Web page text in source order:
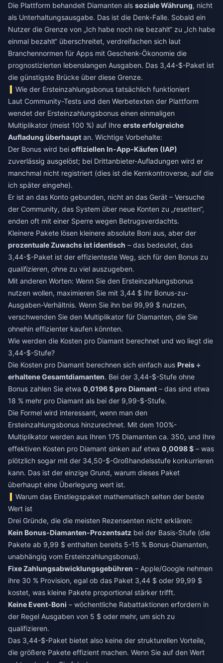
Die Plattform behandelt Diamanten als soziale Währung, nicht
als Unterhaltungsausgabe. Das ist die Denk-Falle. Sobald ein
Nutzer die Grenze von „Ich habe noch nie bezahlt“ zu „Ich habe
einmal bezahlt“ überschreitet, verdreifachen sich laut
Branchennormen für Apps mit Geschenk-Ökonomie die
prognostizierten lebenslangen Ausgaben. Das 3,44-$-Paket ist
die günstigste Brücke über diese Grenze.
Wie der Ersteinzahlungsbonus tatsächlich funktioniert
Laut Community-Tests und den Werbetexten der Plattform
wendet der Ersteinzahlungsbonus einen einmaligen
Multiplikator (meist 100 %) auf Ihre erste erfolgreiche
Aufladung überhaupt an. Wichtige Vorbehalte:
Der Bonus wird bei offiziellen In-App-Käufen (IAP)
zuverlässig ausgelöst; bei Drittanbieter-Aufladungen wird er
manchmal nicht registriert (dies ist die Kernkontroverse, auf die
ich später eingehe).
Er ist an das Konto gebunden, nicht an das Gerät – Versuche
der Community, das System über neue Konten zu „resetten“,
enden oft mit einer Sperre wegen Betrugsverdachts.
Kleinere Pakete lösen kleinere absolute Boni aus, aber der
prozentuale Zuwachs ist identisch – das bedeutet, das
3,44-$-Paket ist der effizienteste Weg, sich für den Bonus zu
qualifizieren, ohne zu viel auszugeben.
Mit anderen Worten: Wenn Sie den Ersteinzahlungsbonus
nutzen wollen, maximieren Sie mit 3,44 $ Ihr Bonus-zu-
Ausgaben-Verhältnis. Wenn Sie ihn bei 99,99 $ nutzen,
verschwenden Sie den Multiplikator für Diamanten, die Sie
ohnehin effizienter kaufen könnten.
Wie werden die Kosten pro Diamant berechnet und wo liegt die
3,44-$-Stufe?
Die Kosten pro Diamant berechnen sich einfach aus Preis ÷
erhaltene Gesamtdiamanten. Bei der 3,44-$-Stufe ohne
Bonus zahlen Sie etwa 0,0196 $ pro Diamant – das sind etwa
18 % mehr pro Diamant als bei der 9,99-$-Stufe.
Die Formel wird interessant, wenn man den
Ersteinzahlungsbonus hinzurechnet. Mit dem 100%-
Multiplikator werden aus Ihren 175 Diamanten ca. 350, und Ihre
effektiven Kosten pro Diamant sinken auf etwa 0,0098 $ – was
plötzlich sogar mit der 34,50-$-Großhandelsstufe konkurrieren
kann. Das ist der einzige Grund, warum dieses Paket
überhaupt eine Überlegung wert ist.
Warum das Einstiegspaket mathematisch selten der beste
Wert ist
Drei Gründe, die die meisten Rezensenten nicht erklären:
Kein Bonus-Diamanten-Prozentsatz bei der Basis-Stufe (die
Pakete ab 9,99 $ enthalten bereits 5-15 % Bonus-Diamanten,
unabhängig vom Ersteinzahlungsbonus).
Fixe Zahlungsabwicklungsgebühren – Apple/Google nehmen
ihre 30 % Provision, egal ob das Paket 3,44 $ oder 99,99 $
kostet, was kleine Pakete proportional stärker trifft.
Keine Event-Boni – wöchentliche Rabattaktionen erfordern in
der Regel Ausgaben von 5 $ oder mehr, um sich zu
qualifizieren.
Das 3,44-$-Paket bietet also keine der strukturellen Vorteile,
die größere Pakete effizient machen. Wenn Sie auf den Wert